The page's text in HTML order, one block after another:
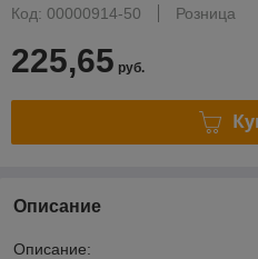
Код: 00000914-50
Розница
225,65 руб.
Описание
Описание: